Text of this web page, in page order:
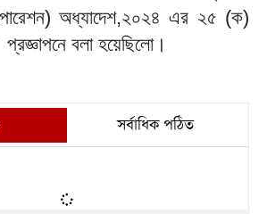
অধ্যাদেশ,২০২৪ এর ২৫ (ক)
বলা হয়েছিলো।
সর্বাধিক পঠিত